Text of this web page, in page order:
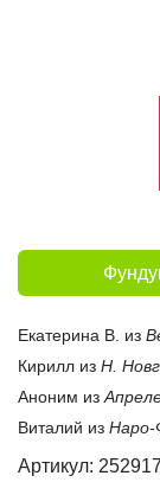
Екатерина В. из
Кирилл из Н.
Аноним из
Виталий из Наро-
Артикул: 252917